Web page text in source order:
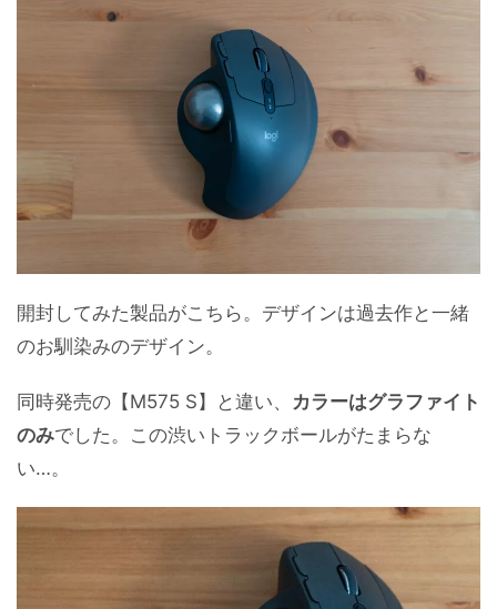
開封してみた製品がこちら。デザインは過去作と一緒
のお馴染みのデザイン。
同時発売の【M575 S】と違い、 カラーはグラファイト
のみでした。この渋いトラックボールがたまらな
い…。